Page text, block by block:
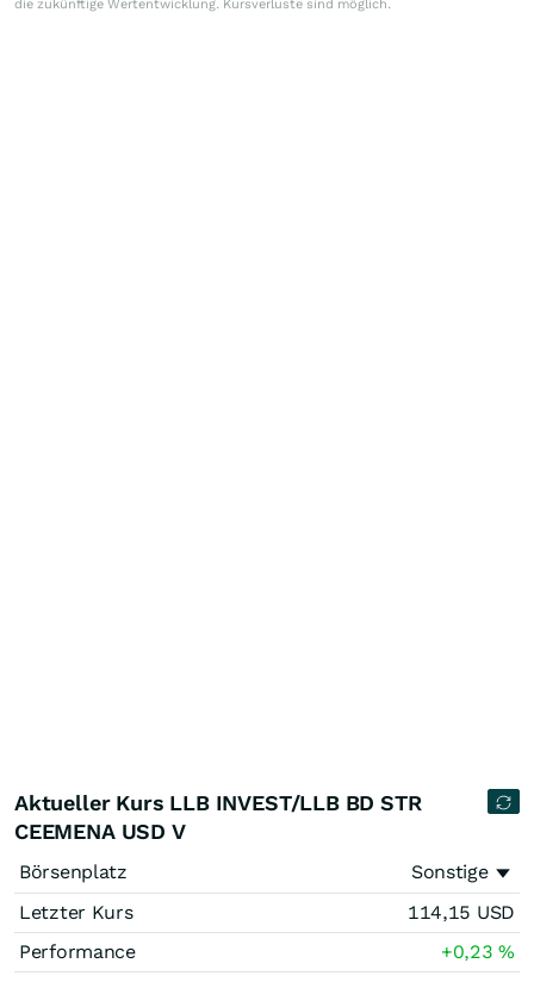
die zukünftige Wertentwicklung. Kursverluste sind möglich.
Aktueller Kurs LLB INVEST/LLB BD STR
CEEMENA USD V
Börsenplatz
Sonstige
Letzter Kurs
114,15 USD
Performance
+0,23%